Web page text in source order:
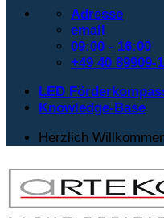
Adresse
email
09:00 - 16:00
+49 40 89909-
LED
Knowledge-Base
Herzlich